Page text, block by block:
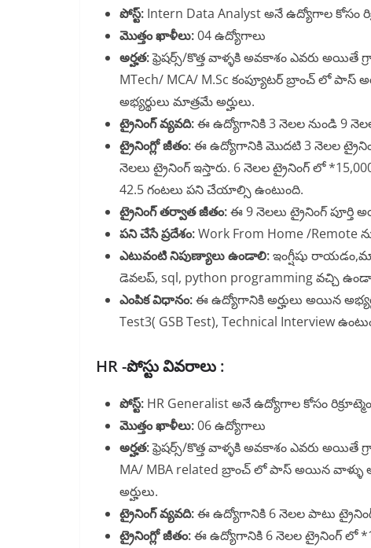
పోస్ట్: Intern Data Analyst అనే ఉద్యోగాల కోసం
మొత్తం ఖాళీలు:04 ఉద్యోగాలు
అర్హత:ఫ్రెషర్స్/కొత్త వాళ్ళకి అవకాశం ఎవరు అయితే
MTech/ MCA/ M.Sc కంప్యూటర్ బ్రాంచ్ లో
అభ్యర్థులు మాత్రమే అర్హులు.
ట్రైనింగ్ వ్యవది:ఈ ఉద్యోగానికి 3 నెలల నుండి 9
ట్రైనింగ్లో జీతం:ఈ ఉద్యోగానికి మొదటి 3 నెలల
నెలలు ట్రైనింగ్ ఇస్తారు. 6 నెలల ట్రైనింగ్ లో
42.5 గంటలు పని చేయాల్సి ఉంటుంది.
ట్రైనింగ్ తర్వాత జీతం:ఈ 9 నెలలు ట్రైనింగ్ పూర్తి
పని చేసే ప్రదేశం:Work From Home /Remote
ఎటువంటి నిపుణ్యాలు ఉండాలి:ఇంగ్షీషు
డెవలప్, sql, python programming వచ్చి
ఎంపిక విధానం:ఈ ఉద్యోగానికి అర్హులు అయిన
Test3( GSB Test), Technical Interview
HR -పోస్టు వివరాలు :
పోస్ట్: HR Generalist అనే ఉద్యోగాల కోసం
మొత్తం ఖాళీలు:06 ఉద్యోగాలు
అర్హత:ఫ్రెషర్స్/కొత్త వాళ్ళకి అవకాశం ఎవరు అయితే
MA/ MBA related బ్రాంచ్ లో పాస్ అయిన వాళ్ళు
అర్హులు.
ట్రైనింగ్ వ్యవది:ఈ ఉద్యోగానికి 6 నెలల పాటు
ట్రైనింగ్లో జీతం:ఈ ఉద్యోగానికి 6 నెలల ట్రైనింగ్ లో